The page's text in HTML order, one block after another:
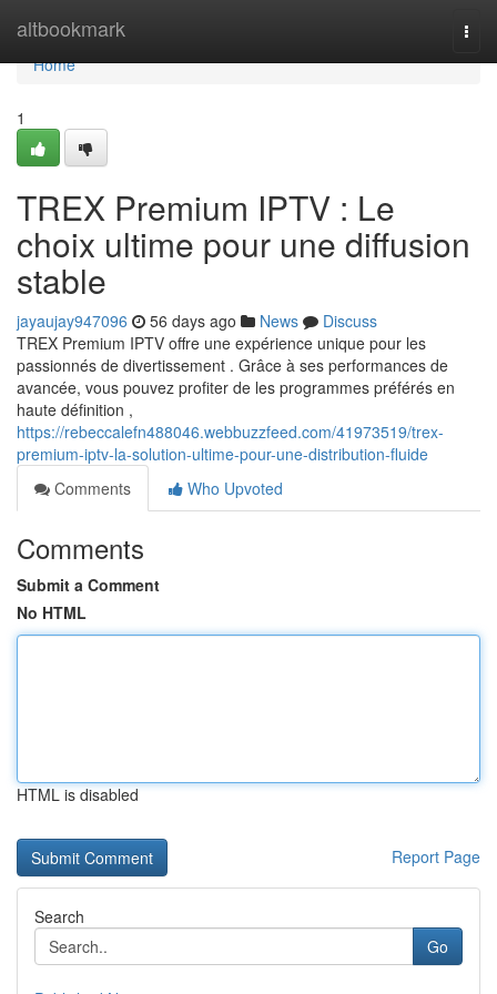
altbookmark
Home
Home
1
TREX Premium IPTV : Le
choix ultime pour une diffusion
stable
jayaujay947096 56 days ago News
Discuss
TREX Premium IPTV offre une expérience unique pour les
passionnés de divertissement . Grâce à ses performances de
avancée, vous pouvez profiter de les programmes préférés en
haute définition ,
https://rebeccalefn488046.webbuzzfeed.com/41973519/trex-
premium-iptv-la-solution-ultime-pour-une-distribution-fluide
Comments
Who Upvoted
Comments
Submit a Comment
No HTML
HTML is disabled
Report Page
Search
Go